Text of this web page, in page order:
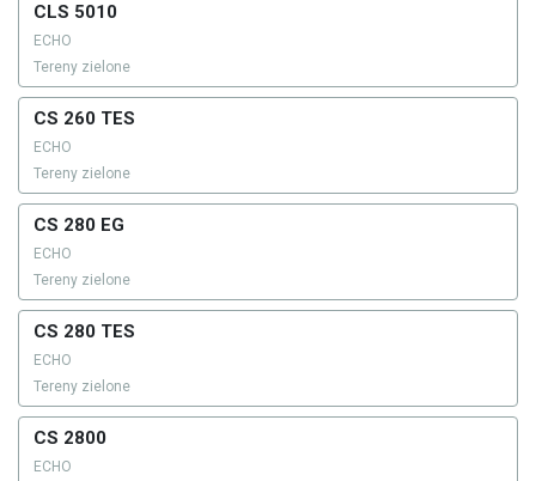
CLS 5010
ECHO
Tereny zielone
CS 260 TES
ECHO
Tereny zielone
CS 280 EG
ECHO
Tereny zielone
CS 280 TES
ECHO
Tereny zielone
CS 2800
ECHO